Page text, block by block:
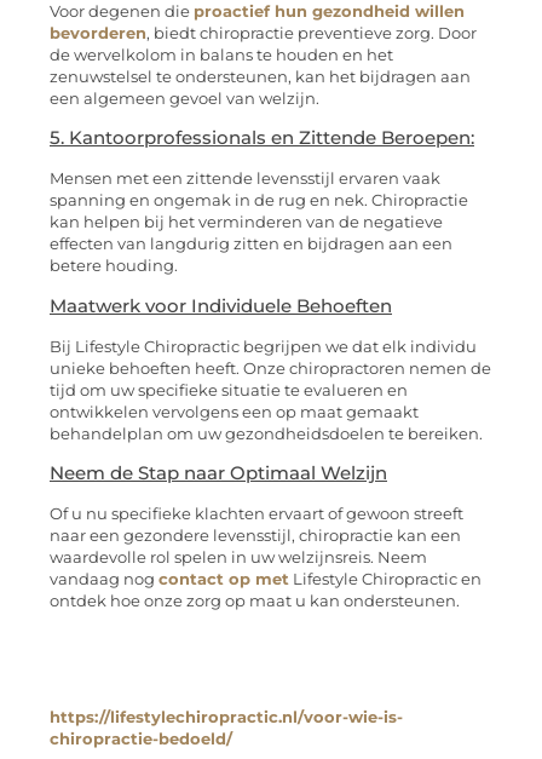
Voor degenen die proactief hun gezondheid willen
bevorderen, biedt chiropractie preventieve zorg. Door
de wervelkolom in balans te houden en het
zenuwstelsel te ondersteunen, kan het bijdragen aan
een algemeen gevoel van welzijn.
5. Kantoorprofessionals en Zittende Beroepen:
Mensen met een zittende levensstijl ervaren vaak
spanning en ongemak in de rug en nek. Chiropractie
kan helpen bij het verminderen van de negatieve
effecten van langdurig zitten en bijdragen aan een
betere houding.
Maatwerk voor Individuele Behoeften
Bij Lifestyle Chiropractic begrijpen we dat elk individu
unieke behoeften heeft. Onze chiropractoren nemen de
tijd om uw specifieke situatie te evalueren en
ontwikkelen vervolgens een op maat gemaakt
behandelplan om uw gezondheidsdoelen te bereiken.
Neem de Stap naar Optimaal Welzijn
Of u nu specifieke klachten ervaart of gewoon streeft
naar een gezondere levensstijl, chiropractie kan een
waardevolle rol spelen in uw welzijnsreis. Neem
vandaag nog contact op met Lifestyle Chiropractic en
ontdek hoe onze zorg op maat u kan ondersteunen.
https://lifestylechiropractic.nl/voor-wie-is-
chiropractie-bedoeld/